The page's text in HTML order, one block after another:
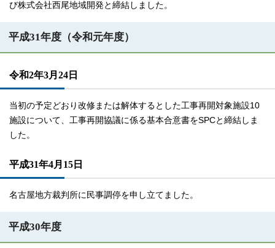
び株式会社西尾地域開発と締結しました。
平成31年度（令和元年度）
令和2年3月24日
当初の予定どおり改修または解体するとした工事再開対象施設10
施設について、工事再開協議に係る基本合意書をSPCと締結しま
した。
平成31年4月15日
名古屋地方裁判所に民事調停を申し立てました。
平成30年度